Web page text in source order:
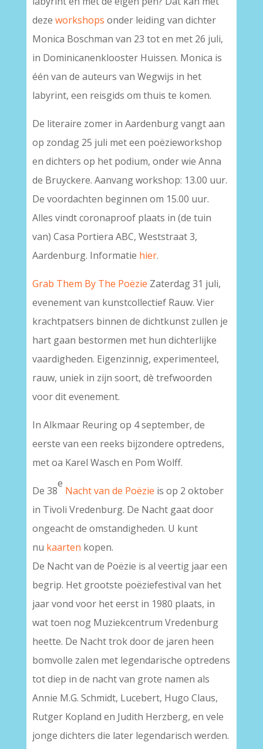
deze workshops onder leiding van dichter
Monica Boschman van 23 tot en met 26 juli,
in Dominicanenklooster Huissen. Monica is
één van de auteurs van Wegwijs in het
labyrint, een reisgids om thuis te komen.
De literaire zomer in Aardenburg vangt aan
op zondag 25 juli met een poëzieworkshop
en dichters op het podium, onder wie Anna
de Bruyckere. Aanvang workshop: 13.00 uur.
De voordachten beginnen om 15.00 uur.
Alles vindt coronaproof plaats in (de tuin
van) Casa Portiera ABC, Weststraat 3,
Aardenburg. Informatie hier.
Grab Them By The Poëzie Zaterdag 31 juli,
evenement van kunstcollectief Rauw. Vier
krachtpatsers binnen de dichtkunst zullen je
hart gaan bestormen met hun dichterlijke
vaardigheden. Eigenzinnig, experimenteel,
rauw, uniek in zijn soort, dè trefwoorden
voor dit evenement.
In Alkmaar Reuring op 4 september, de
eerste van een reeks bijzondere optredens,
met oa Karel Wasch en Pom Wolff.
De 38
e
Nacht van de Poëzie is op 2 oktober
in Tivoli Vredenburg. De Nacht gaat door
ongeacht de omstandigheden. U kunt
nu kaarten kopen.
De Nacht van de Poëzie is al veertig jaar een
begrip. Het grootste poëziefestival van het
jaar vond voor het eerst in 1980 plaats, in
wat toen nog Muziekcentrum Vredenburg
heette. De Nacht trok door de jaren heen
bomvolle zalen met legendarische optredens
tot diep in de nacht van grote namen als
Annie M.G. Schmidt, Lucebert, Hugo Claus,
Rutger Kopland en Judith Herzberg, en vele
jonge dichters die later legendarisch werden.